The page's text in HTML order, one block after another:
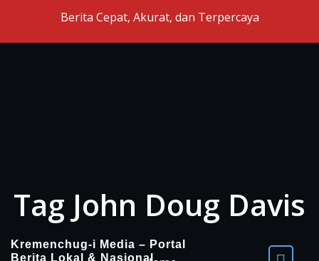
Skip to the contentBerita Cepat, Akurat, dan Terpercaya
Kremenchug-i Media – Portal
Berita Lokal & Nasional
Tag John Doug Davis